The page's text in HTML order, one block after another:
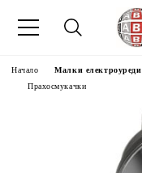
Начало Малки електроуреди
Прахосмукачки